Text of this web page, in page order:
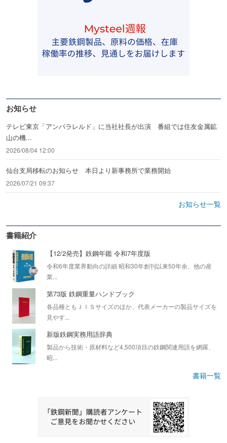
お知らせ
テレビ東京「アンパラレルド」に当社社長が出演 番組では住友金属鉱
山の機...
2026/08/04 12:00
仙台支局移転のお知らせ 本日より新事務所で業務開始
2026/07/21 09:37
お知らせ一覧
書籍紹介
【12/2発売】鉄鋼年鑑 令和7年度版
令和6年度業界動向の詳細 昭和30年創刊以来50年余、他の産
業...
第73版 鉄鋼重量ハンドブック
各品種ともＪＩＳサイズのほか、代表メーカーの製品サイズを
見やす...
新版鉄鋼実務用語辞典
製品から技術・原材料など4,500項目の鉄鋼関連用語を網羅、
昭...
書籍一覧